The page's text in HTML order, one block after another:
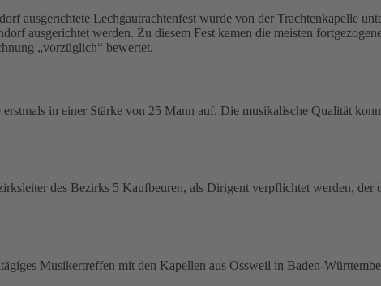
ausgerichtete Lechgautrachtenfest wurde von der Trachtenkapelle
ausgerichtet werden. Zu diesem Fest kamen die meisten
„vorzüglich“ bewertet.
in einer Stärke von 25 Mann auf. Die musikalische Qualität
des Bezirks 5 Kaufbeuren, als Dirigent verpflichtet werden,
Musikertreffen mit den Kapellen aus Ossweil in Baden-